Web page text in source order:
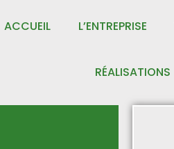
ACCUEIL L’ENTREPRISE
RÉALISATIONS